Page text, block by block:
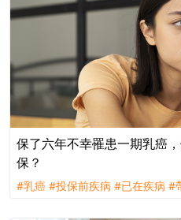
保了六年不幸罹患一期乳癌
保？
#乳癌 #投保前疾病 #已在疾病 #